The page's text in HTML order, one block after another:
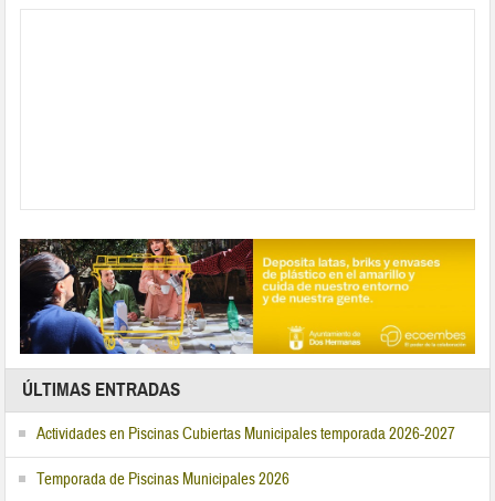
ÚLTIMAS ENTRADAS
Actividades en Piscinas Cubiertas Municipales temporada 2026-2027
Temporada de Piscinas Municipales 2026